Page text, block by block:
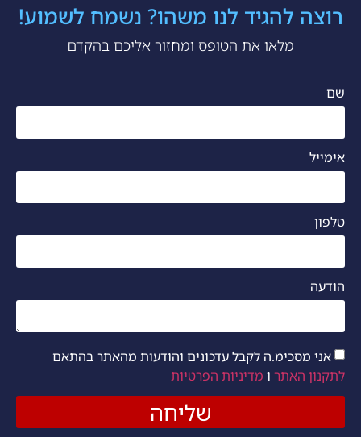
רוצה להגיד לנו משהו? נשמח לשמוע!
מלאו את הטופס ומחזור אליכם בהקדם
שם
אימייל
טלפון
הודעה
אני מסכימ.ה לקבל עדכונים והודעות מהאתר בהתאם
לתקנון האתר ו מדיניות הפרטיות
שליחה